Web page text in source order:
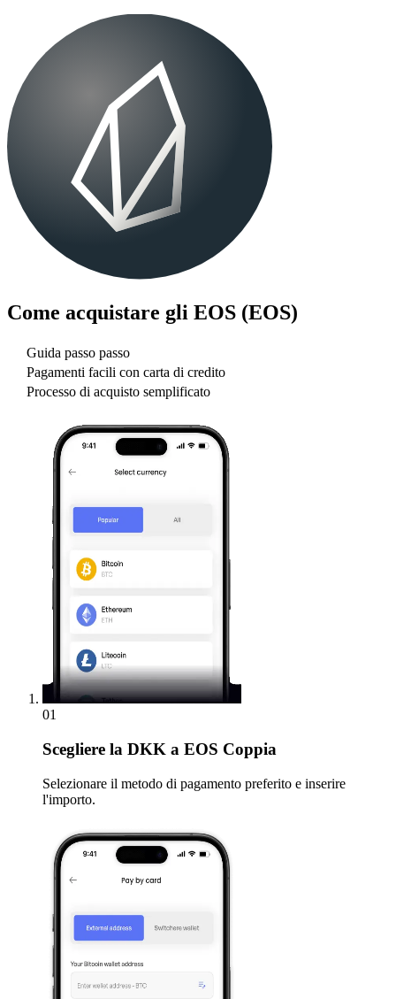
Come acquistare gli EOS (EOS)
Guida passo passo
Pagamenti facili con carta di credito
Processo di acquisto semplificato
01
Scegliere la DKK a EOS Coppia
Selezionare il metodo di pagamento preferito e inserire
l'importo.